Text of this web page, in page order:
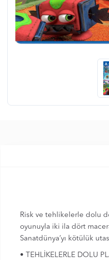
Risk ve tehlikelerle dolu
oyunuyla iki ila dört
Sanatdünya’yı kötülük
• TEHLİKELERLE DOLU